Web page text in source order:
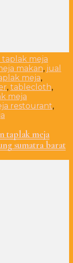
taplak meja
makan, jual
meja,
, tablecloth,
meja
restourant,
taplak meja
sumatra barat